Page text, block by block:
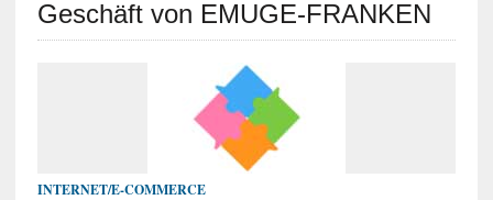
Geschäft von EMUGE-FRANKEN
INTERNET/E-COMMERCE